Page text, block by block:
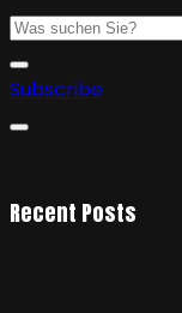
Subscribe
Recent Posts